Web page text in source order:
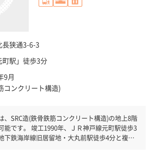
長狭通3-6-3
町駅」徒歩3分
9月
コンクリート構造)
、SRC造(鉄骨鉄筋コンクリート構造)の地上8階
Ｒ神戸線元町駅徒歩3
下鉄海岸線旧居留地・大丸前駅徒歩4分と複数